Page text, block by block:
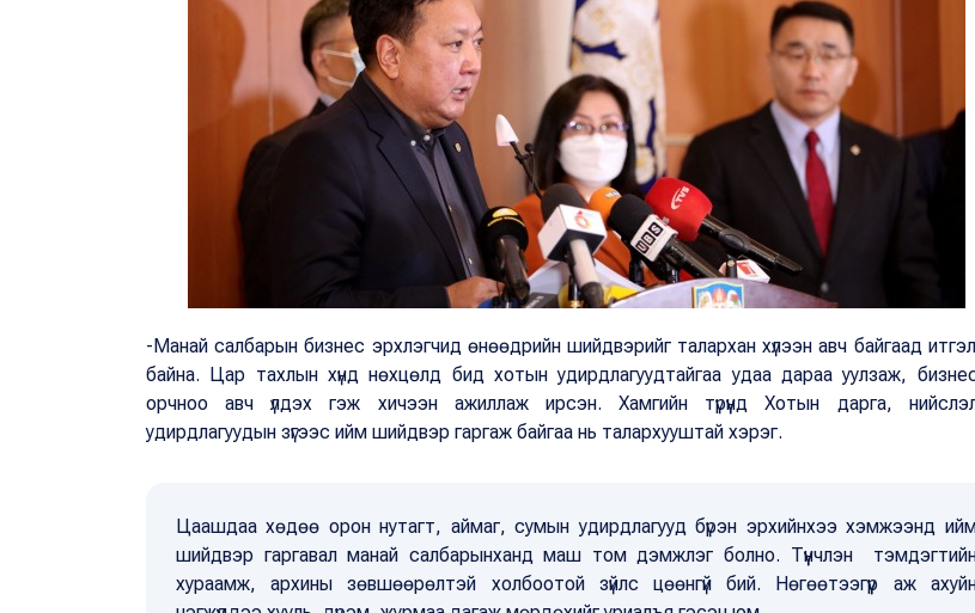
-Манай салбарын бизнес эрхлэгчид өнөөдрийн шийдвэрийг талархан хүлээн авч байгаад
байна. Цар тахлын хүнд нөхцөлд бид хотын удирдлагуудтайгаа удаа дараа уулзаж,
орчноо авч үлдэх гэж хичээн ажиллаж ирсэн. Хамгийн түрүүнд Хотын дарга,
удирдлагуудын зүгээс ийм шийдвэр гаргаж байгаа нь талархууштай хэрэг.
Цаашдаа хөдөө орон нутагт, аймаг, сумын удирдлагууд бүрэн эрхийнхээ хэмжээнд
шийдвэр гаргавал манай салбарынханд маш том дэмжлэг болно. Түүнчлэн
хураамж, архины зөвшөөрөлтэй холбоотой зүйлс цөөнгүй бий. Нөгөөтээгүүр аж